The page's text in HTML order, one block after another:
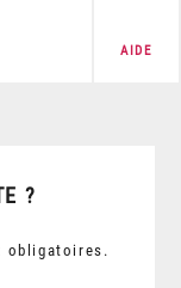
AIDE
?
obligatoires.